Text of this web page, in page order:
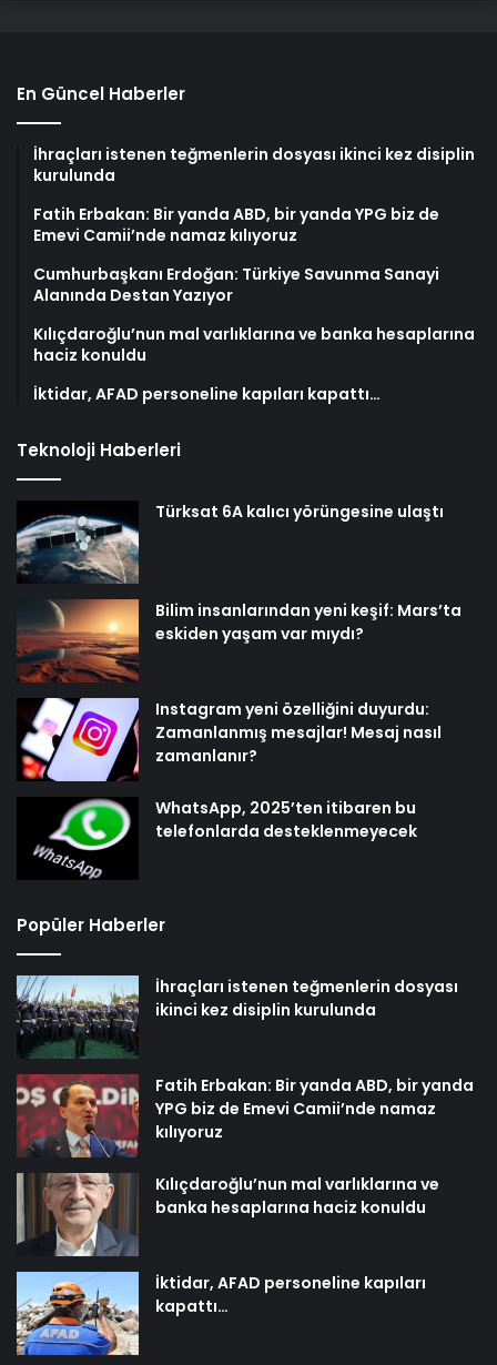
En Güncel Haberler
İhraçları istenen teğmenlerin dosyası ikinci kez disiplin
kurulunda
Fatih Erbakan: Bir yanda ABD, bir yanda YPG biz de
Emevi Camii’nde namaz kılıyoruz
Cumhurbaşkanı Erdoğan: Türkiye Savunma Sanayi
Alanında Destan Yazıyor
Kılıçdaroğlu’nun mal varlıklarına ve banka hesaplarına
haciz konuldu
İktidar, AFAD personeline kapıları kapattı…
Teknoloji Haberleri
Türksat 6A kalıcı yörüngesine ulaştı
Bilim insanlarından yeni keşif: Mars’ta
eskiden yaşam var mıydı?
Instagram yeni özelliğini duyurdu:
Zamanlanmış mesajlar! Mesaj nasıl
zamanlanır?
WhatsApp, 2025’ten itibaren bu
telefonlarda desteklenmeyecek
Popüler Haberler
İhraçları istenen teğmenlerin dosyası
ikinci kez disiplin kurulunda
Fatih Erbakan: Bir yanda ABD, bir yanda
YPG biz de Emevi Camii’nde namaz
kılıyoruz
Kılıçdaroğlu’nun mal varlıklarına ve
banka hesaplarına haciz konuldu
İktidar, AFAD personeline kapıları
kapattı…